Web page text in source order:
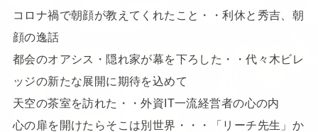
コロナ禍で朝顔が教えてくれたこと・・利休と秀吉、朝
顔の逸話
都会のオアシス・隠れ家が幕を下ろした・・代々木ビレ
ッジの新たな展開に期待を込めて
天空の茶室を訪れた・・外資IT一流経営者の心の内
心の扉を開けたらそこは別世界・・・「リーチ先生」か